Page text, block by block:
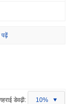
डेवढ़ी: 10%